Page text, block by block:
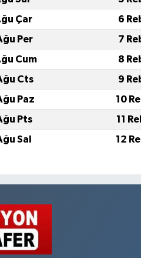
Çar
6
Per
7
Cum
8
Cts
9
Paz
10
Pts
11
Sal
12